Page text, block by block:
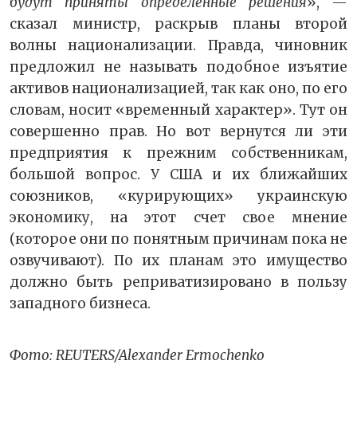
сказал министр, раскрыв планы второй
волны национализации. Правда, чиновник
предложил не называть подобное изъятие
активов национализацией, так как оно, по его
словам, носит «временный характер». Тут он
совершенно прав. Но вот вернутся ли эти
предприятия к прежним собственникам,
большой вопрос. У США и их ближайших
союзников, «курирующих» украинскую
экономику, на этот счет свое мнение
(которое они по понятным причинам пока не
озвучивают). По их планам это имущество
должно быть реприватизировано в пользу
западного бизнеса.
Фото: REUTERS/Alexander Ermochenko